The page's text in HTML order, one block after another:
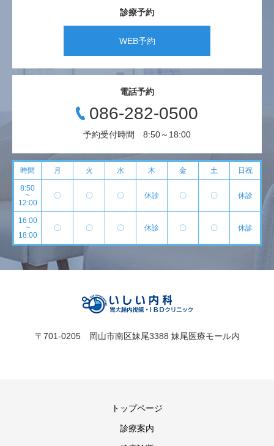
診療予約
WEB予約
電話予約
086-282-0500
予約受付時間 8:50～18:00
時間 月 火 水 木 金 土 日祝
8:50
~
12:00
〇 〇 〇 休診 〇 〇 休診
16:00
~
18:00
〇 〇 〇 休診 〇 〇 休診
〒701-0205 岡山市南区妹尾3388 妹尾医療モール内
トップページ
診療案内